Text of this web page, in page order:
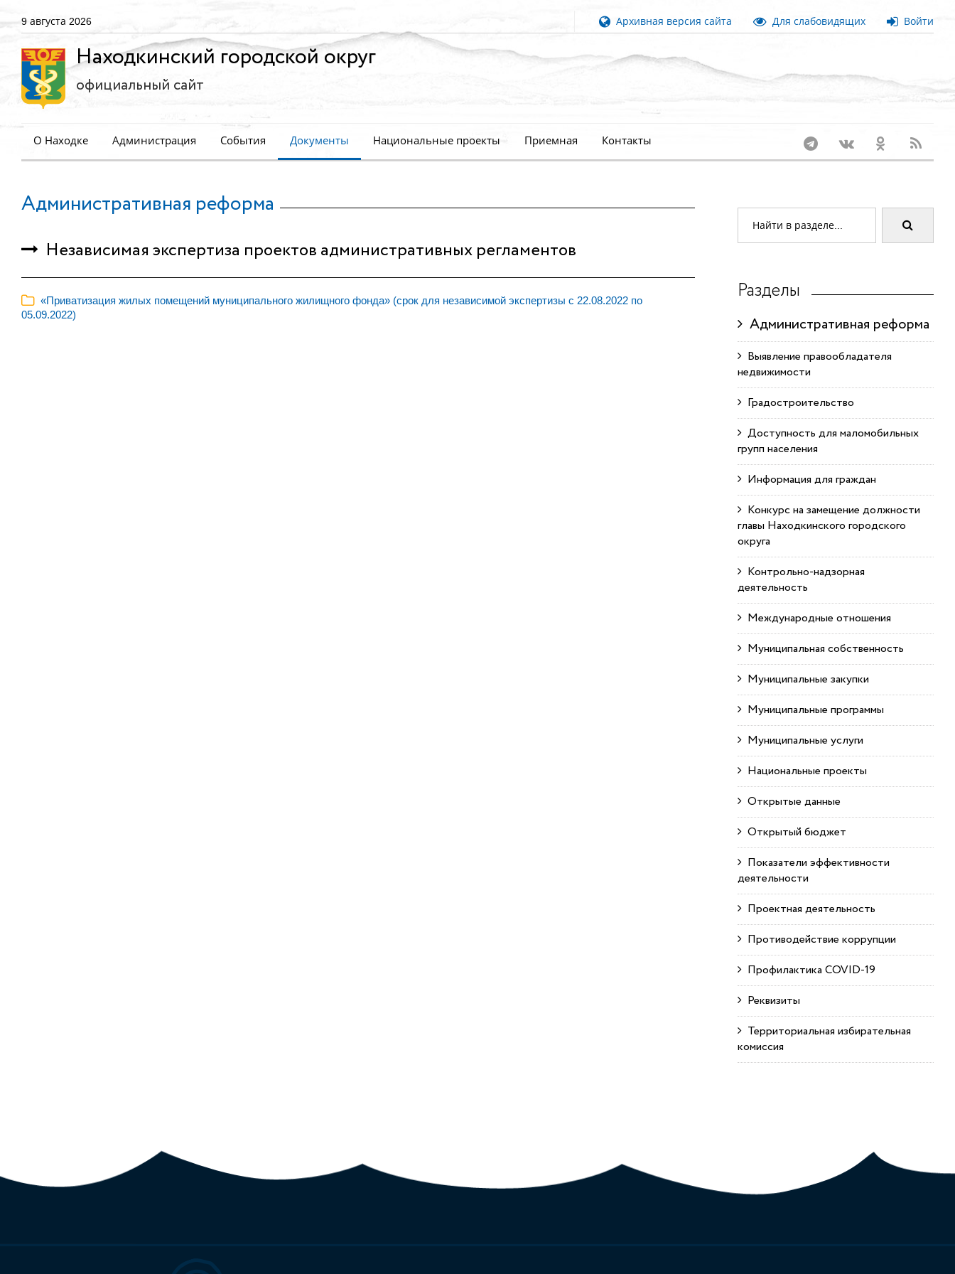
9 августа 2026 Архивная версия сайта Для слабовидящих Войти
Находкинский городской округ
официальный сайт
О Находке Администрация События Документы Национальные проекты Приемная Контакты
Административная реформа
Независимая экспертиза проектов административных регламентов
«Приватизация жилых помещений муниципального жилищного фонда» (срок для независимой экспертизы с 22.08.2022 по
05.09.2022)
Разделы
Административная реформа
Выявление правообладателя
недвижимости
Градостроительство
Доступность для маломобильных
групп населения
Информация для граждан
Конкурс на замещение должности
главы Находкинского городского
округа
Контрольно-надзорная
деятельность
Международные отношения
Муниципальная собственность
Муниципальные закупки
Муниципальные программы
Муниципальные услуги
Национальные проекты
Открытые данные
Открытый бюджет
Показатели эффективности
деятельности
Проектная деятельность
Противодействие коррупции
Профилактика COVID-19
Реквизиты
Территориальная избирательная
комиссия